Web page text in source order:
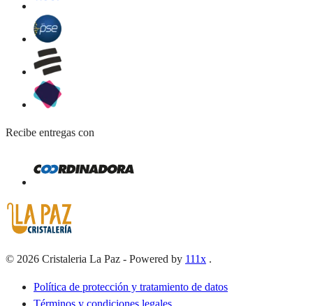
Recibe entregas con
© 2026 Cristaleria La Paz - Powered by 111x .
Política de protección y tratamiento de datos
Términos y condiciones legales